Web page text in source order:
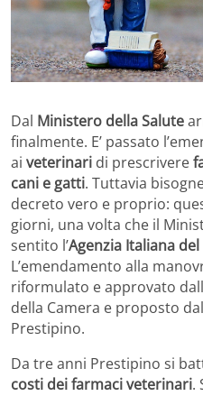
Dal Ministero della Salute
finalmente. E’ passato
ai veterinari di prescrivere
cani e gatti. Tuttavia
decreto vero e proprio:
giorni, una volta che il
sentito l’Agenzia Italiana del
L’emendamento alla
riformulato e approvato
della Camera e proposto
Prestipino.
Da tre anni Prestipino si
costi dei farmaci veterinari.